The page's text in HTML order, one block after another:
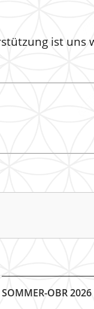
ist uns
SOMMER-OBR